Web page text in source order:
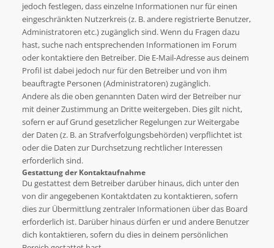
jedoch festlegen, dass einzelne Informationen nur für einen
eingeschränkten Nutzerkreis (z. B. andere registrierte Benutzer,
Administratoren etc.) zugänglich sind. Wenn du Fragen dazu
hast, suche nach entsprechenden Informationen im Forum
oder kontaktiere den Betreiber. Die E-Mail-Adresse aus deinem
Profil ist dabei jedoch nur für den Betreiber und von ihm
beauftragte Personen (Administratoren) zugänglich.
Andere als die oben genannten Daten wird der Betreiber nur
mit deiner Zustimmung an Dritte weitergeben. Dies gilt nicht,
sofern er auf Grund gesetzlicher Regelungen zur Weitergabe
der Daten (z. B. an Strafverfolgungsbehörden) verpflichtet ist
oder die Daten zur Durchsetzung rechtlicher Interessen
erforderlich sind.
Gestattung der Kontaktaufnahme
Du gestattest dem Betreiber darüber hinaus, dich unter den
von dir angegebenen Kontaktdaten zu kontaktieren, sofern
dies zur Übermittlung zentraler Informationen über das Board
erforderlich ist. Darüber hinaus dürfen er und andere Benutzer
dich kontaktieren, sofern du dies in deinem persönlichen